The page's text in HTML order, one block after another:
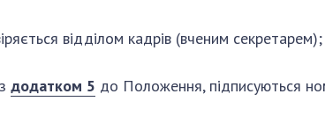
відділом кадрів (вченим секретарем);
додатком 5 до Положення, підписуються